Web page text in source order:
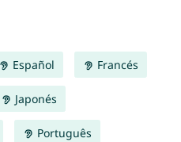
Español Francés
Japonés
Português